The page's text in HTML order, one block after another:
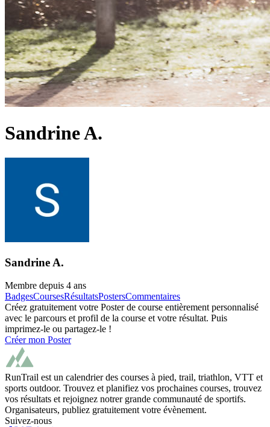
Sandrine A.
Sandrine A.
Membre depuis 4 ans
BadgesCoursesRésultatsPostersCommentaires
Créez gratuitement votre Poster de course entièrement personnalisé
avec le parcours et profil de la course et votre résultat. Puis
imprimez-le ou partagez-le !
Créer mon Poster
RunTrail est un calendrier des courses à pied, trail, triathlon, VTT et
sports outdoor. Trouvez et planifiez vos prochaines courses, trouvez
vos résultats et rejoignez notrer grande communauté de sportifs.
Organisateurs, publiez gratuitement votre évènement.
Suivez-nous